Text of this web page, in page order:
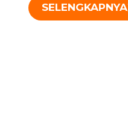
SELENGKAPNYA